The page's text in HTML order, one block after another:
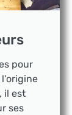
pour
il est
ses